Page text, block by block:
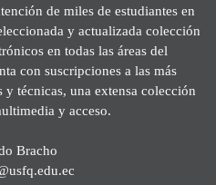
de miles de estudiantes en
y actualizada colección
en todas las áreas del
con suscripciones a las más
técnicas, una extensa colección
y acceso.
Bracho